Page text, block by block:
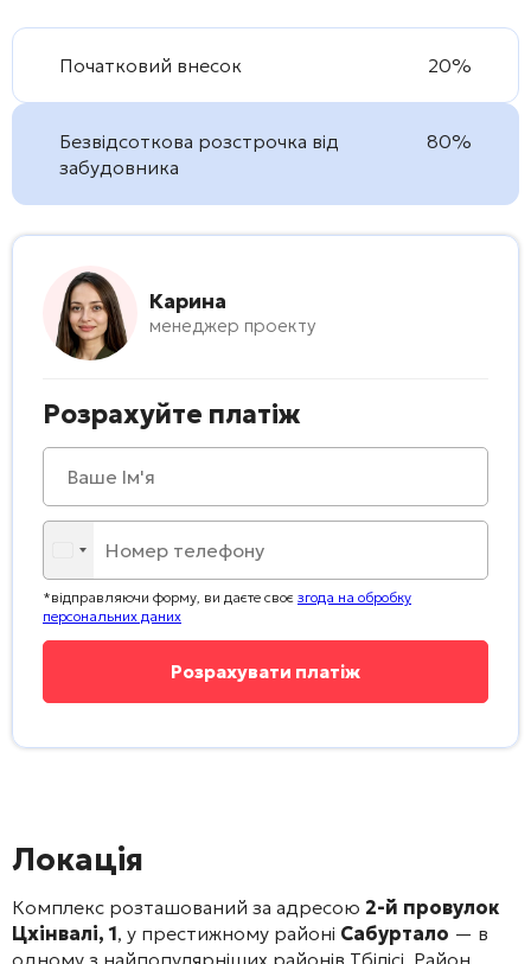
Початковий внесок 20%
Безвідсоткова розстрочка від
забудовника
80%
Карина
менеджер проекту
Розрахуйте платіж
*відправляючи форму, ви даєте своє згода на обробку
персональних даних
Локація
Комплекс розташований за адресою 2-й провулок
Цхінвалі, 1, у престижному районі Сабуртало — в
одному з найпопулярніших районів Тбілісі . Район